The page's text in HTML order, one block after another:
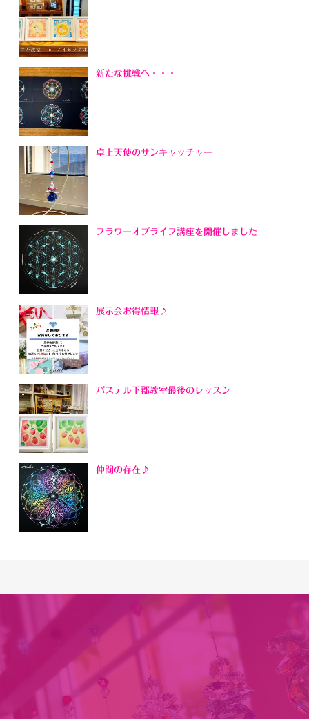
新たな挑戦へ・・・
卓上天使のサンキャッチャー
フラワーオブライフ講座を開催しました
展示会お得情報♪
パステル下郡教室最後のレッスン
仲間の存在♪